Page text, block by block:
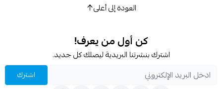
العودة إلى أعلى
كن أول من يعرف!
اشترك بنشرتنا البريدية ليصلك كل جديد.
اشترك